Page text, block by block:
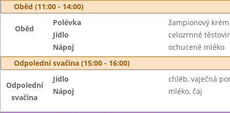
Oběd (11:00 - 14:00)
Oběd
Polévka
žampionový
Jídlo
celozrnné
Nápoj
ochucené mléko
Odpolední svačina (15:00 - 16:00)
Odpolední
svačina
Jídlo
chléb, vaječná
Nápoj
mléko, čaj